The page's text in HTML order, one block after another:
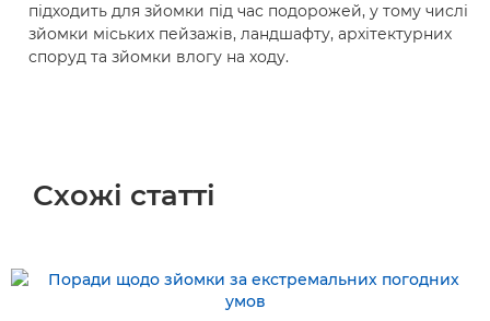
підходить для зйомки під час подорожей, у тому числі
зйомки міських пейзажів, ландшафту, архітектурних
споруд та зйомки влогу на ходу.
Схожі статті